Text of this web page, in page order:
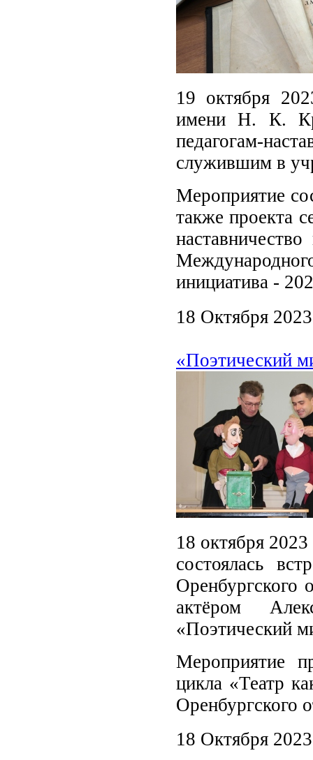
19 октября
имени Н. К.
педагогам-
служившим в
Мероприятие
также проекта
инициатива -
18 Октября 2023
«Поэтический
18 октября
состоялась
Оренбургского
актёром
«Поэтический
Мероприятие
цикла «Театр
Оренбургского
18 Октября 2023